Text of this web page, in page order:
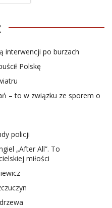
interwencji po burzach
Polskę
– to w związku ze sporem o
policji
„After All”. To
miłości